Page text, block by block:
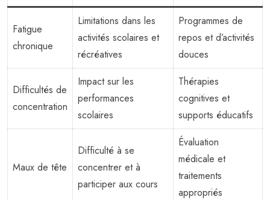
Fatigue
chronique
Limitations dans les
activités scolaires et
récréatives
Programmes de
repos et d’activités
douces
Difficultés de
concentration
Impact sur les
performances
scolaires
Thérapies
cognitives et
supports éducatifs
Maux de tête
Difficulté à se
concentrer et à
participer aux cours
Évaluation
médicale et
traitements
appropriés